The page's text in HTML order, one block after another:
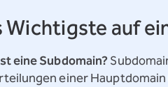
Wichtigste auf
eine Subdomain?
einer